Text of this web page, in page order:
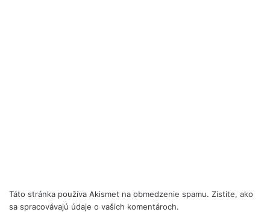
Táto stránka používa Akismet na obmedzenie spamu. Zistite, ako
sa spracovávajú údaje o vašich komentároch.